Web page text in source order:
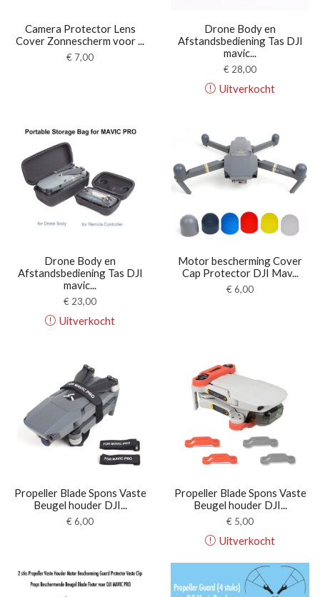
Camera Protector Lens
Cover Zonnescherm voor ...
€ 7,00
Drone Body en
Afstandsbediening Tas DJI
mavic...
€ 28,00
Uitverkocht
Drone Body en
Afstandsbediening Tas DJI
mavic...
€ 23,00
Uitverkocht
Motor bescherming Cover
Cap Protector DJI Mav...
€6,00
Propeller Blade Spons Vaste
Beugel houder DJI...
€6,00
Propeller Blade Spons Vaste
Beugel houder DJI...
€ 5,00
Uitverkocht